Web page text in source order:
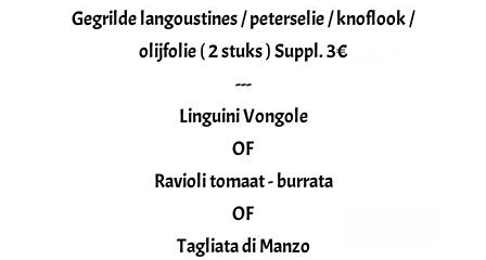
Gegrilde langoustines / peterselie / knoflook /
olijfolie ( 2 stuks ) Suppl. 3€
---
Linguini Vongole
OF
Ravioli tomaat - burrata
OF
Tagliata di Manzo